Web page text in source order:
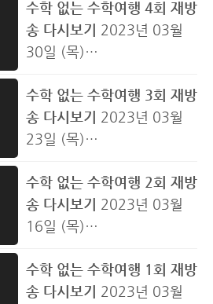
몸에 예능 명장면 탄생 “나 이
렇게 못하진 않아 진짜로” 억
울해 보이는 변명에 꺼내 든
작..
멘탈을 흔드는 상대 팀의 도
발 속 한껏 예민해진 모습은
물론 희번덕한 눈빛까지 과
출을 보러 가게 될 멤버는 누
가 될지 문어 듬~뿍 들어간
‘해물라면’과 갓 잡은 신선한
바다에서..
기분 상하는 팀 정하기 결과
는 여행의 필/수/코/스 설레
는 휴게소 도착 단짠단짠 쫄
두과자’는 국룰 그런데 간식
을 먹기 위해선 누구한테도
들켜선 안 된다 분장에도 안
오와 도저히 안 걸릴 자신 없
는 ‘동두천 스타’ 양세찬 과연
인파 속으로 발걸음을 옮긴
의 묘미는..
로 완성한 음식은 감동 그 자
체 “진짜 위로받는 맛이야”
먹자마자 찐 리액션 터져 나
답 월드 총명하던 디오에게
옮겨간 양세찬의 ‘붕어 바이
러스’ 떠 먹여주는 정답에도
속 “야 너 왜 이래” 호통에도
멈출 수 없는 거친 생각과 불
안한 눈빛과~ 그걸 지켜보는
린 쪽지 시험의 결과는 삿포
로 도심에 ‘92즈’가 떴다 형들
아가던 멤버들에게 던져진
밸/런/스/게/임 듣도 보도 못
한 無근본 질문에 빵 터진 멤
몰입 모드’ 돌입한 최정훈 급
기야 디오에게 “섭섭하다~
섭섭해”라며 속마음을 투척
정을 흔드는 기습 질문의 등
장까지 과연 ‘92즈’의 케미는
무사히 지켜질 수 있을지 넷
어 새하얀 설원에 우뚝 솟은
인생샷 명소 ‘크리스마스 트
이싱 지치지 않는 여섯 남자
들의 ‘질주 본능’ 논스톱 수학
여행, 다섯 번째 이야기 날 좋
등장이라 홋카이도에 ‘신효
설’주의보 발령 ‘가요계 4대
폭우’ 크러쉬, 이젠 폭설까지
는 ’눈의 요정‘ 크러쉬의 활약
은 어디까지일지 흰 눈 사이
로~ 썰매를 타고~ 동심이 있
잡고 뜯고 맛보고 즐긴 어른
이들의 살벌한 썰매 레이싱
수학 없는 수학여행 4회 재방
송 다시보기
2023년 03월
30일 (목)
기 24시간이 모자라는 여섯
남자들의 시끌벅적한 수학여
행, 네 번째 이야기 신선한 재
ⓞⓟⓔⓝ “음~” 감탄이 절로
튀어나오는 맛의 신/세/계 역
대급 만찬의 향연에 멤버들
가고~ 그런데 홀쭉해진 얼굴
로 멤버들을 지켜보는 최정
수학 없는 수학여행 3회 재방
송 다시보기
2023년 03월
23일 (목)
수행 난투극 반전에 반전을
거듭하는 여섯 남자들의 거
침없는 수학여행, 세 번째 이
학여행 내내 ‘열공 모드’ 장착
한 멤버들 그런데 모두 새삥
수학 없는 수학여행 2회 재방
송 다시보기
2023년 03월
16일 (목)
날밤 새하얀 설원에서 펼치
는 여섯 남자들의 낭만 있고
수학 없는 수학여행 1회 재방
송 다시보기
2023년 03월